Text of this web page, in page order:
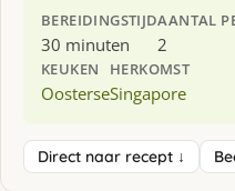
BEREIDINGSTIJD
30 minuten
AANTAL
2
KEUKEN
Oosterse
HERKOMST
Singapore
Direct naar recept ↓